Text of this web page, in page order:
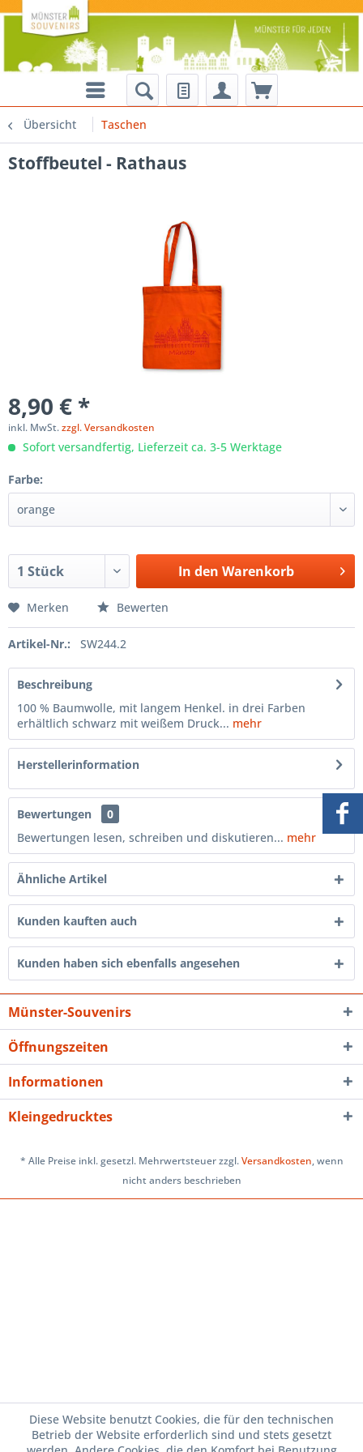
Übersicht Taschen
Stoffbeutel - Rathaus
8,90 € *
inkl. MwSt.zzgl. Versandkosten
Sofort versandfertig, Lieferzeit ca. 3-5 Werktage
Farbe:
In den Warenkorb
Merken Bewerten
Artikel-Nr.: SW244.2
Beschreibung
100 % Baumwolle, mit langem Henkel. in drei Farben
erhältlich schwarz mit weißem Druck... mehr
Herstellerinformation
Bewertungen
0
Bewertungen lesen, schreiben und diskutieren... mehr
Ähnliche Artikel
Kunden kauften auch
Kunden haben sich ebenfalls angesehen
Münster-Souvenirs
Öffnungszeiten
Informationen
Kleingedrucktes
* Alle Preise inkl. gesetzl. Mehrwertsteuer zzgl.Versandkosten, wenn
nicht anders beschrieben
Diese Website benutzt Cookies, die für den technischen
Betrieb der Website erforderlich sind und stets gesetzt